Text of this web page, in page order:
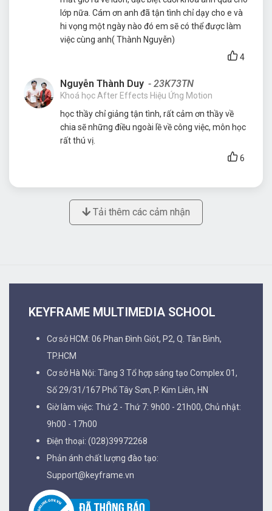
lớp nữa. Cám ơn anh đã tận tình chỉ dạy cho e và
hi vọng một ngày nào đó em sẽ có thể được làm
việc cùng anh( Thành Nguyễn)
4
Nguyễn Thành Duy - 23K73TN
Khoá học After Effects Hiệu Ứng Motion
học thầy chỉ giảng tận tình, rất cảm ơn thầy về
chia sẽ những điều ngoài lề về công việc, môn học
rất thú vị.
6
Tải thêm các cảm nhận
KEYFRAME MULTIMEDIA SCHOOL
Cơ sở HCM: 06 Phan Đình Giót, P2, Q. Tân Bình,
TP.HCM
Cơ sở Hà Nội: Tầng 3 Tổ hợp sáng tạo Complex 01,
Số 29/31/167 Phố Tây Sơn, P. Kim Liên, HN
Giờ làm việc: Thứ 2 - Thứ 7: 9h00 - 21h00, Chủ nhật:
9h00 - 17h00
Điện thoại: (028)39972268
Phản ánh chất lượng đào tạo:
Support@keyframe.vn